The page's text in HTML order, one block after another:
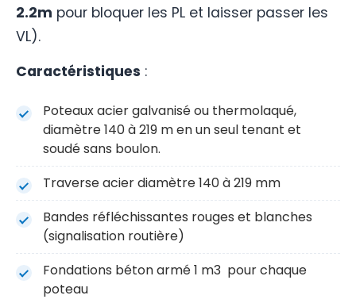
2.2m pour bloquer les PL et laisser passer les
VL).
Caractéristiques :
Poteaux acier galvanisé ou thermolaqué,
diamètre 140 à 219 m en un seul tenant et
soudé sans boulon.
Traverse acier diamètre 140 à 219 mm
Bandes réfléchissantes rouges et blanches
(signalisation routière)
Fondations béton armé 1 m3 pour chaque
poteau